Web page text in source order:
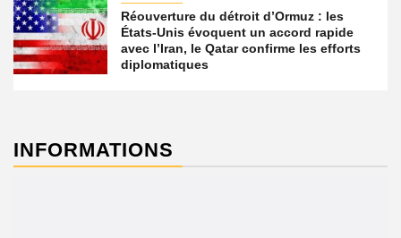
Réouverture du détroit d’Ormuz : les
États-Unis évoquent un accord rapide
avec l’Iran, le Qatar confirme les efforts
diplomatiques
INFORMATIONS